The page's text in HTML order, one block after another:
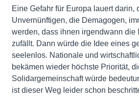
Eine Gefahr für Europa lauert darin,
Unvernünftigen, die Demagogen,
werden, dass ihnen irgendwann die
zufällt. Dann würde die Idee eines
seelenlos. Nationale und
bekämen wieder höchste Priorität,
Solidargemeinschaft würde
ist dieser Weg leider schon